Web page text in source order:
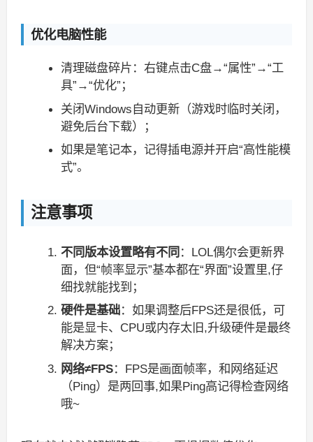
优化电脑性能
清理磁盘碎片：右键点击C盘→“属性”→“工
具”→“优化”；
关闭Windows自动更新（游戏时临时关闭，
避免后台下载）；
如果是笔记本，记得插电源并开启“高性能模
式”。
注意事项
不同版本设置略有不同 ：LOL偶尔会更新界
面，但“帧率显示”基本都在“界面”设置里,仔
细找就能找到；
硬件是基础：如果调整后FPS还是很低，可
能是显卡、CPU或内存太旧,升级硬件是最终
解决方案；
网络≠FPS：FPS是画面帧率，和网络延迟
（Ping）是两回事,如果Ping高记得检查网络
哦~